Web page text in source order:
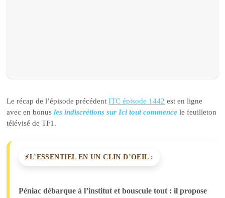
Le récap de l’épisode précédentITC épisode 1442 est en ligne
avec en bonusles indiscrétions sur Ici tout commence le feuilleton
télévisé de TF1.
L’ESSENTIEL EN UN CLIN D’OEIL :
Péniac débarque à l’institut et bouscule tout : il propose